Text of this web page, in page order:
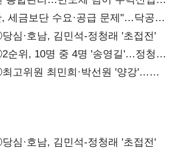
세금보단 수요·공급 문제"…닥공
심·호남, 김민석-정청래 '초접전'
순위, 10명 중 4명 '송영길'…정청래
고위원 최민희·박선원 '양강'…
심·호남, 김민석-정청래 '초접전'